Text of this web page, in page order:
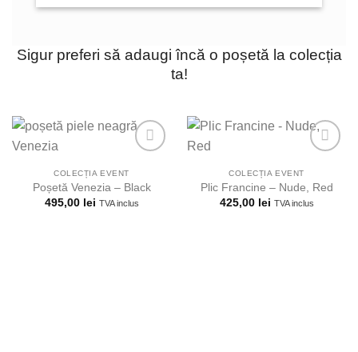
Sigur preferi să adaugi încă o poșetă la colecția
ta!
Adauga la
lista
COLECȚIA EVENT
Poșetă Venezia – Black
495,00 lei TVA inclus
Adauga la
lista
COLECȚIA EVENT
Plic Francine – Nude, Red
425,00 lei TVA inclus